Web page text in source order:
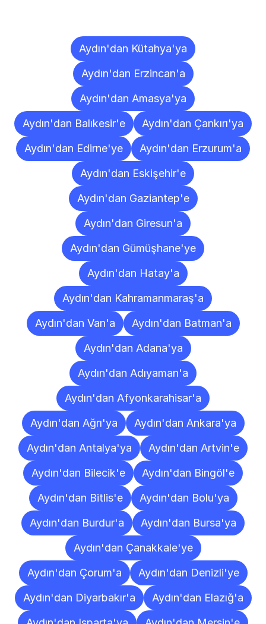
Aydın'dan Kütahya'ya
Aydın'dan Erzincan'a
Aydın'dan Amasya'ya
Aydın'dan Balıkesir'e
Aydın'dan Çankırı'ya
Aydın'dan Edirne'ye
Aydın'dan Erzurum'a
Aydın'dan Eskişehir'e
Aydın'dan Gaziantep'e
Aydın'dan Giresun'a
Aydın'dan Gümüşhane'ye
Aydın'dan Hatay'a
Aydın'dan Kahramanmaraş'a
Aydın'dan Van'a
Aydın'dan Batman'a
Aydın'dan Adana'ya
Aydın'dan Adıyaman'a
Aydın'dan Afyonkarahisar'a
Aydın'dan Ağrı'ya
Aydın'dan Ankara'ya
Aydın'dan Antalya'ya
Aydın'dan Artvin'e
Aydın'dan Bilecik'e
Aydın'dan Bingöl'e
Aydın'dan Bitlis'e
Aydın'dan Bolu'ya
Aydın'dan Burdur'a
Aydın'dan Bursa'ya
Aydın'dan Çanakkale'ye
Aydın'dan Çorum'a
Aydın'dan Denizli'ye
Aydın'dan Diyarbakır'a
Aydın'dan Elazığ'a